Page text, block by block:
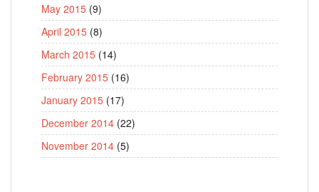
May 2015 (9)
April 2015 (8)
March 2015 (14)
February 2015 (16)
January 2015 (17)
December 2014 (22)
November 2014 (5)